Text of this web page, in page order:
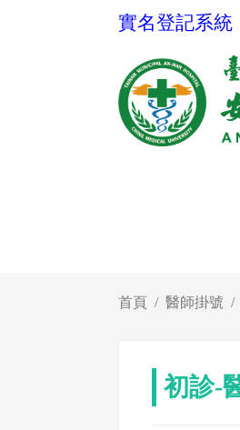
實名登記系統
首頁 醫師掛號
初診-